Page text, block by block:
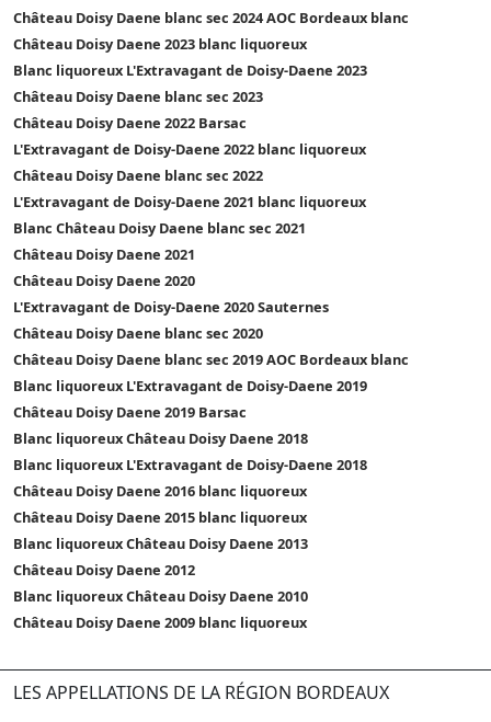
Château Doisy Daene blanc sec 2024 AOC Bordeaux blanc
Château Doisy Daene 2023 blanc liquoreux
Blanc liquoreux L'Extravagant de Doisy-Daene 2023
Château Doisy Daene blanc sec 2023
Château Doisy Daene 2022 Barsac
L'Extravagant de Doisy-Daene 2022 blanc liquoreux
Château Doisy Daene blanc sec 2022
L'Extravagant de Doisy-Daene 2021 blanc liquoreux
Blanc Château Doisy Daene blanc sec 2021
Château Doisy Daene 2021
Château Doisy Daene 2020
L'Extravagant de Doisy-Daene 2020 Sauternes
Château Doisy Daene blanc sec 2020
Château Doisy Daene blanc sec 2019 AOC Bordeaux blanc
Blanc liquoreux L'Extravagant de Doisy-Daene 2019
Château Doisy Daene 2019 Barsac
Blanc liquoreux Château Doisy Daene 2018
Blanc liquoreux L'Extravagant de Doisy-Daene 2018
Château Doisy Daene 2016 blanc liquoreux
Château Doisy Daene 2015 blanc liquoreux
Blanc liquoreux Château Doisy Daene 2013
Château Doisy Daene 2012
Blanc liquoreux Château Doisy Daene 2010
Château Doisy Daene 2009 blanc liquoreux
LES APPELLATIONS DE LA RÉGION BORDEAUX